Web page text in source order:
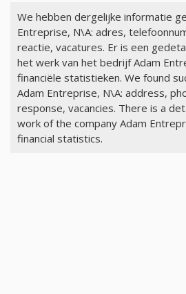
We hebben dergelijke informatie
Entreprise, N\A: adres,
reactie, vacatures. Er is een
het werk van het bedrijf Adam
financiële statistieken. We found
Adam Entreprise, N\A: address,
response, vacancies. There is a
work of the company Adam
financial statistics.